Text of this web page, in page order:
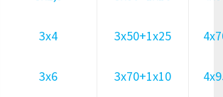
3х4
3х6
3х50+1х25
3х70+1х10